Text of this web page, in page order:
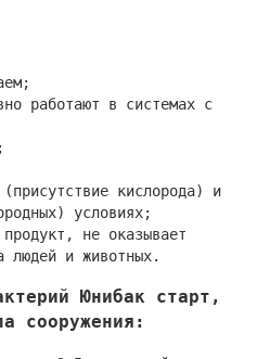
работают в системах с
кислорода) и
условиях;
не оказывает
людей и животных.
Юнибак старт,
сооружения: